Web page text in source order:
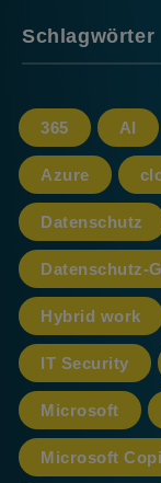
Schlagwörter
365 AI
Azure
Datenschutz
Datenschutz-
Hybrid work
IT Security
Microsoft
Microsoft